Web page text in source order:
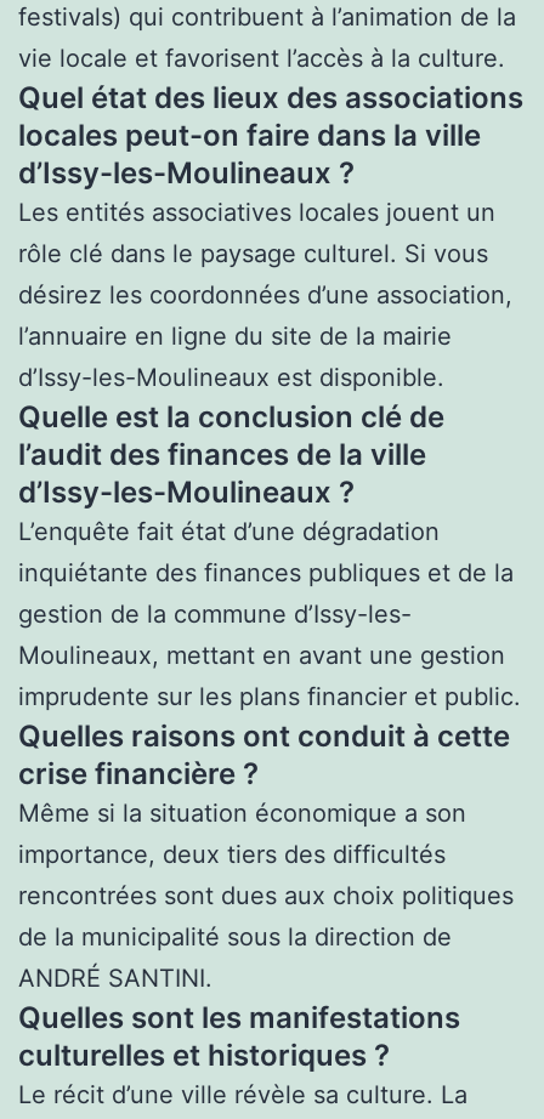
festivals) qui contribuent à l’animation de la
vie locale et favorisent l’accès à la culture.
Quel état des lieux des associations
locales peut-on faire dans la ville
d’Issy-les-Moulineaux ?
Les entités associatives locales jouent un
rôle clé dans le paysage culturel. Si vous
désirez les coordonnées d’une association,
l’annuaire en ligne du site de la mairie
d’Issy-les-Moulineaux est disponible.
Quelle est la conclusion clé de
l’audit des finances de la ville
d’Issy-les-Moulineaux ?
L’enquête fait état d’une dégradation
inquiétante des finances publiques et de la
gestion de la commune d’Issy-les-
Moulineaux, mettant en avant une gestion
imprudente sur les plans financier et public.
Quelles raisons ont conduit à cette
crise financière ?
Même si la situation économique a son
importance, deux tiers des difficultés
rencontrées sont dues aux choix politiques
de la municipalité sous la direction de
ANDRÉ SANTINI.
Quelles sont les manifestations
culturelles et historiques ?
Le récit d’une ville révèle sa culture. La